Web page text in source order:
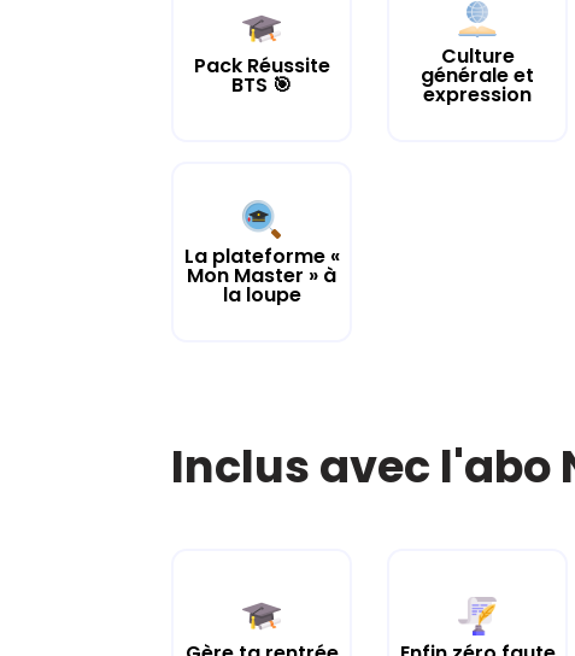
Pack Réussite
BTS 🎯
Culture
générale et
expression
La plateforme «
Mon Master » à
la loupe
Inclus avec l'abo